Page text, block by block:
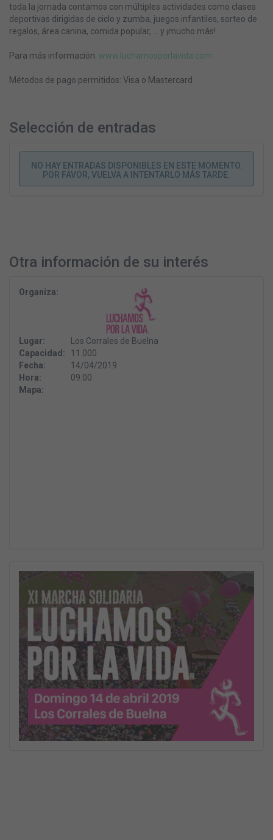
toda la jornada contamos con múltiples actividades como clases
deportivas dirigidas de ciclo y zumba, juegos infantiles, sorteo de
regalos, área canina, comida popular, ... y ¡mucho más!
Para más información: www.luchamosporlavida.com
Métodos de pago permitidos: Visa o Mastercard
Selección de entradas
NO HAY ENTRADAS DISPONIBLES EN ESTE MOMENTO.
POR FAVOR, VUELVA A INTENTARLO MÁS TARDE.
Otra información de su interés
Organiza:
Lugar:
Los Corrales de Buelna
Capacidad:
11.000
Fecha:
14/04/2019
Hora:
09:00
Mapa: